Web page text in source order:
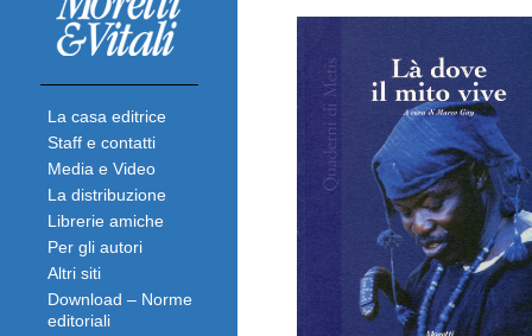
La casa editrice
Staff e contatti
Media e Video
La distribuzione
Librerie amiche
Per gli autori
Altri siti
Download – Norme
editoriali